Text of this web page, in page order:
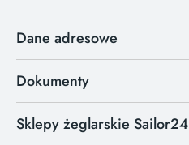
Dane adresowe
Dokumenty
Sklepy żeglarskie Sailor24